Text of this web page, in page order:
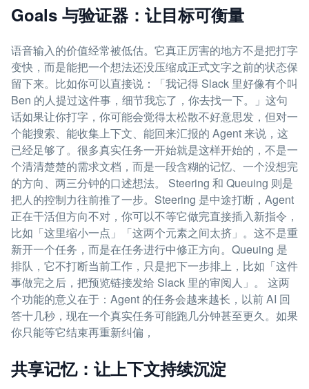
Goals 与验证器：让目标可衡量
语音输入的价值经常被低估。它真正厉害的地方不是把打字
变快，而是能把一个想法还没压缩成正式文字之前的状态保
留下来。比如你可以直接说：「我记得 Slack 里好像有个叫
Ben 的人提过这件事，细节我忘了，你去找一下。」这句
话如果让你打字，你可能会觉得太松散不好意思发，但对一
个能搜索、能收集上下文、能回来汇报的 Agent 来说，这
已经足够了。很多真实任务一开始就是这样开始的，不是一
个清清楚楚的需求文档，而是一段含糊的记忆、一个没想完
的方向、两三分钟的口述想法。 Steering 和 Queuing 则是
把人的控制力往前推了一步。Steering 是中途打断，Agent
正在干活但方向不对，你可以不等它做完直接插入新指令，
比如「这里缩小一点」「这两个元素之间太挤」。这不是重
新开一个任务，而是在任务进行中修正方向。Queuing 是
排队，它不打断当前工作，只是把下一步排上，比如「这件
事做完之后，把预览链接发给 Slack 里的审阅人」。 这两
个功能的意义在于：Agent 的任务会越来越长，以前 AI 回
答十几秒，现在一个真实任务可能跑几分钟甚至更久。如果
你只能等它结束再重新纠偏，
共享记忆：让上下文持续沉淀